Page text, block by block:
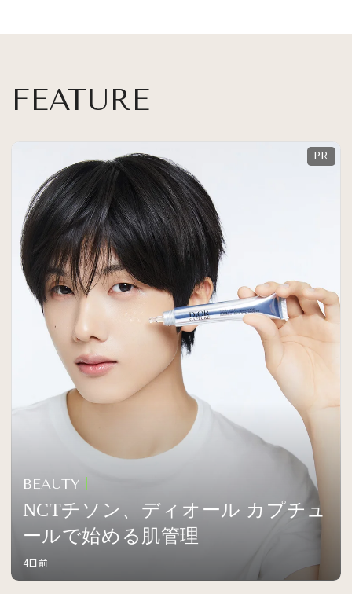
FEATURE
BEAUTY
NCTチソン、ディオール カプチュ
ールで始める肌管理
4日前